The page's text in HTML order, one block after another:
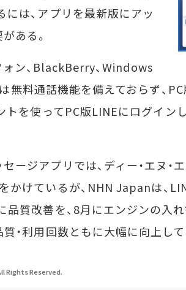
には、アプリを最新版にアッ
ある。
ン、BlackBerry、Windows
無料通話機能を備えておらず、
を使ってPC版LINEにログイン
ジアプリでは、ディー・エヌ・エ
かけているが、NHN Japanは、
品質改善を、8月にエンジンの入
質・利用回数ともに大幅に向上して
Rights Reserved.